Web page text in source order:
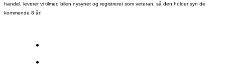
handel, leverer vi tilmed bilen nysynet og registreret som veteran, så den holder syn de
kommende 8 år!